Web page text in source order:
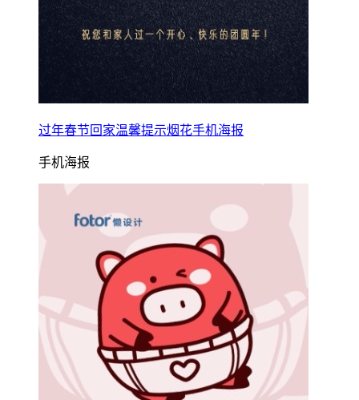
过年春节回家温馨提示烟花手机海报
手机海报